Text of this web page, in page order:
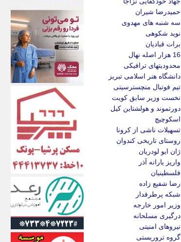
حمیدرضا شیران
سه شنبه های مهدوی
نوید شکوهی
برات قبادیان
16 هزار اصله نهال
محدودیتهای ترافیکی
دانشگاه هنر اسلامی تبریز
تیم فوتبال منچسترسیتی
نخست وزیر سابق کویت
دورتموند و هولشتاین کیل
اسکوچیچ
تسهیلات ناشی از کرونا
روستای تاریخی کندوان
ژان ایو لودریان
واریز یارانه آذر
فلسطینیان
رضا شفیع زاده
شبکه پرطرفدار
وزیر امور خارجه
درگیری مسلحانه
نیروهای امنیتی
گروه تروریستی
اکوفارس
اکونگار
اکونیوز
الف
انتشار آنلاین
اندیشه قرن
اندیشه معاصر
اندیشه ها
انرژی پرس
ای استخدام
ایتنا
ایراف
ایران آرت
ایران آنلاین
ایران زندگی
ایران فوری
ایرانی روز
ایرانیتال
ایرنا
ایسکانیوز
ایسنا